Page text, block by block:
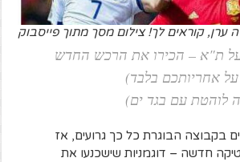
ערן, קוראים לך! צילום מסך מתוך פייסבוק
ת"א – הכירו את הרכש החדש
אחריותכם בלבד)
לוהטת עם בגד ים)
בקבוצה הבוגרת כל כך גרועים, אז
חדשה – דוגמניות שישכנעו את